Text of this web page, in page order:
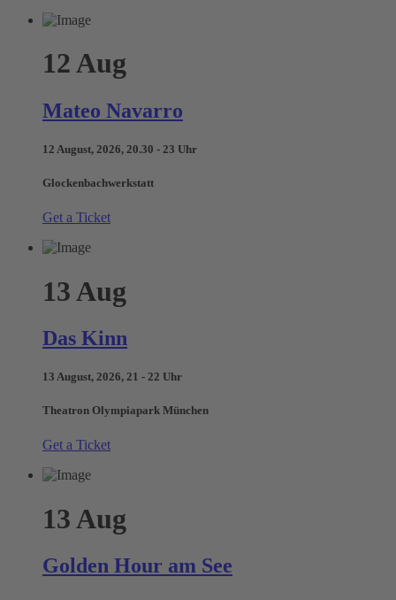
12 Aug
Mateo Navarro
12 August, 2026, 20.30 - 23 Uhr
Glockenbachwerkstatt
Get a Ticket
13 Aug
Das Kinn
13 August, 2026, 21 - 22 Uhr
Theatron Olympiapark München
Get a Ticket
13 Aug
Golden Hour am See